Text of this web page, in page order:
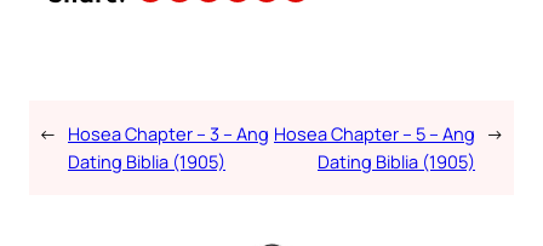
← Hosea Chapter – 3 – Ang
Dating Biblia (1905)
Hosea Chapter – 5 – Ang
Dating Biblia (1905)
→